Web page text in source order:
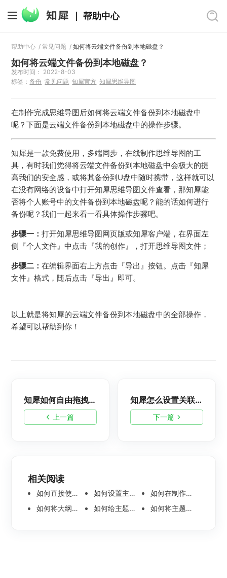
帮助中心
帮助中心 /常见问题 /如何将云端文件备份到本地磁盘？
如何将云端文件备份到本地磁盘？
发布时间： 2022-8-03
标签：备份 常见问题 知犀官方 知犀思维导图
在制作完成思维导图后如何将云端文件备份到本地磁盘中
呢？下面是云端文件备份到本地磁盘中的操作步骤。
知犀是一款免费使用，多端同步，在线制作思维导图的工
具，有时我们觉得将云端文件备份到本地磁盘中会极大的提
高我们的安全感，或将其备份到U盘中随时携带，这样就可以
在没有网络的设备中打开知犀思维导图文件查看，那知犀能
否将个人账号中的文件备份到本地磁盘呢？能的话如何进行
备份呢？我们一起来看一看具体操作步骤吧。
步骤一：打开知犀思维导图网页版或知犀客户端，在界面左
侧『个人文件』中点击『我的创作』，打开思维导图文件；
步骤二：在编辑界面右上方点击『导出』按钮。点击『知犀
文件』格式，随后点击『导出』即可。
以上就是将知犀的云端文件备份到本地磁盘中的全部操作，
希望可以帮助到你！
上一篇
知犀如何自由拖拽节点调整位置？
下一篇
知犀怎么设置关联线的样式
相关阅读
如何直接使用语音输入节点内容呢 如何设置主题节点内的文本方向
如何在制作组织架构思维导图时添加旁支型架构
如何将大纲文件分页导出？
如何给主题节点插入一个标注？ 如何将主题节点中的图片一键转为思维导图？